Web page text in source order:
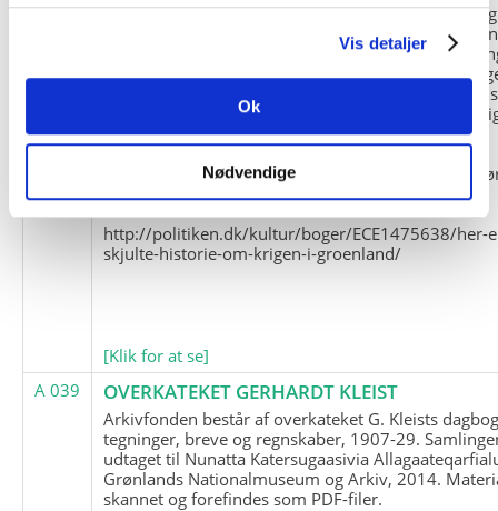
Vis detaljer
Ok
Nødvendige
og Marius Jensen som medlem. Marius Jensens
befinder sig i Militärhistorisches Museum i Dresden
(Tyskland). Kopierne af Friedrich Littmanns
klausuleret iht. aftalen med giveren og Franz
Kontakt venligst Arktisk Instituts ledelse i
brugen af materialet til studie- og
formål.
Nedenunder findes et link til en presseartikel
historien om Nordøstgrønlands Slædepatrulje:
http://politiken.dk/kultur/boger/ECE1475638/her-
skjulte-historie-om-krigen-i-groenland/
[Klik for at se]
A 039
OVERKATEKET GERHARDT KLEIST
Arkivfonden består af overkateket G. Kleists
tegninger, breve og regnskaber, 1907-29.
udtaget til Nunatta Katersugaasivia
Grønlands Nationalmuseum og Arkiv, 2014.
skannet og forefindes som PDF-filer.